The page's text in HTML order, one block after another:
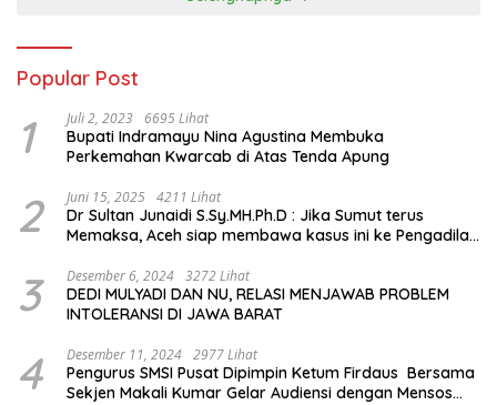
Popular Post
1 Juli 2, 2023 6695 Lihat
Bupati Indramayu Nina Agustina Membuka
Perkemahan Kwarcab di Atas Tenda Apung
2 Juni 15, 2025 4211 Lihat
Dr Sultan Junaidi S.Sy.MH.Ph.D : Jika Sumut terus
Memaksa, Aceh siap membawa kasus ini ke Pengadilan
3 Desember 6, 2024 3272 Lihat
DEDI MULYADI DAN NU, RELASI MENJAWAB PROBLEM
INTOLERANSI DI JAWA BARAT
4 Desember 11, 2024 2977 Lihat
Pengurus SMSI Pusat Dipimpin Ketum Firdaus Bersama
Sekjen Makali Kumar Gelar Audiensi dengan Mensos